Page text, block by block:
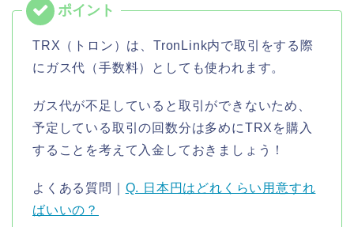
TRX（トロン）は、TronLink内で取引をする際
にガス代（手数料）としても使われます。
ガス代が不足していると取引ができないため、
予定している取引の回数分は多めにTRXを購入
することを考えて入金しておきましょう！
よくある質問｜ Q. 日本円はどれくらい用意すれ
ばいいの？